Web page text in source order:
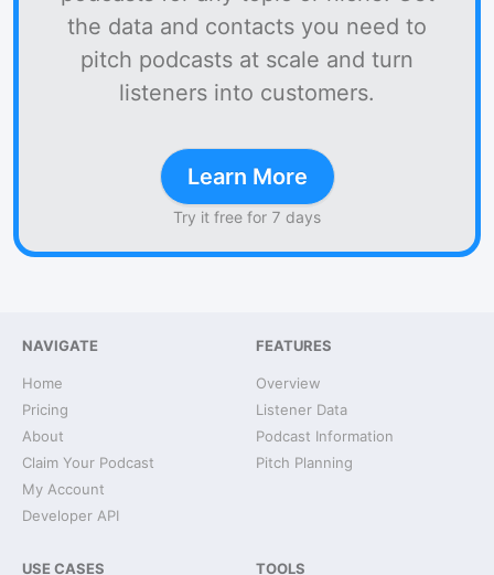
the data and contacts you need to
pitch podcasts at scale and turn
listeners into customers.
Learn More
Try it free for 7 days
NAVIGATE
Home
Pricing
About
Claim Your Podcast
My Account
Developer API
FEATURES
Overview
Listener Data
Podcast Information
Pitch Planning
USE CASES TOOLS